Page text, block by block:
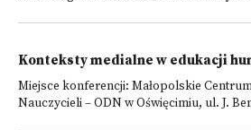
Konteksty medialne w edukacji
Miejsce konferencji: Małopolskie
Nauczycieli – ODN w Oświęcimiu, ul. J.